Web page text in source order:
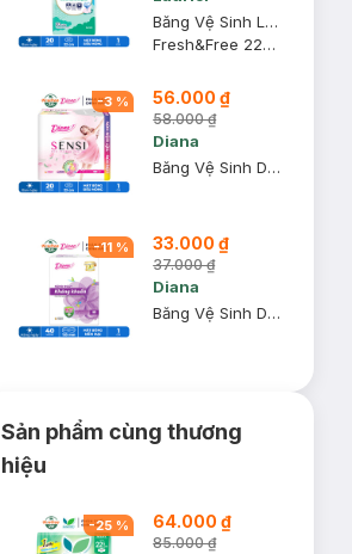
Băng Vệ Sinh Laurier Fresh&Free Siêu Mỏng Cánh 22cm 20 Miếng
Fresh&Free 22cm
-3 % 56.000 ₫
58.000 ₫
Diana
Băng Vệ Sinh Diana Sensi Siêu Mỏng Cánh 20 Miếng/Gói
-11 % 33.000 ₫
37.000 ₫
Diana
Băng Vệ Sinh Diana Hàng Ngày Kháng Khuẩn 40 Miếng/Gói
Sản phẩm cùng thương
hiệu
-25 % 64.000 ₫
85.000 ₫